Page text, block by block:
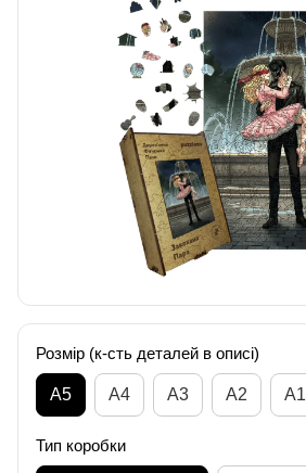
Розмір (к-сть деталей в описі)
А5 А4 A3 A2 A1
Тип коробки